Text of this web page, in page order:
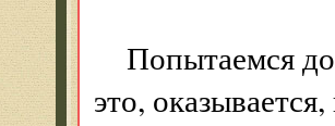
Попытаемся
это,